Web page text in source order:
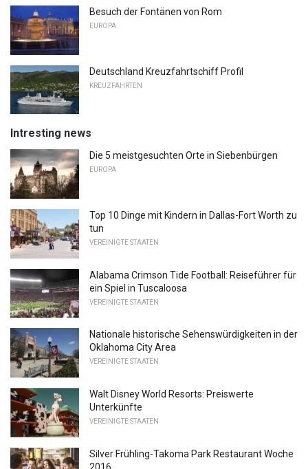
Besuch der Fontänen von Rom
EUROPA
Deutschland Kreuzfahrtschiff Profil
KREUZFAHRTEN
Intresting news
Die 5 meistgesuchten Orte in Siebenbürgen
EUROPA
Top 10 Dinge mit Kindern in Dallas-Fort Worth zu
tun
VEREINIGTE STAATEN
Alabama Crimson Tide Football: Reiseführer für
ein Spiel in Tuscaloosa
VEREINIGTE STAATEN
Nationale historische Sehenswürdigkeiten in der
Oklahoma City Area
VEREINIGTE STAATEN
Walt Disney World Resorts: Preiswerte
Unterkünfte
VEREINIGTE STAATEN
Silver Frühling-Takoma Park Restaurant Woche
2016